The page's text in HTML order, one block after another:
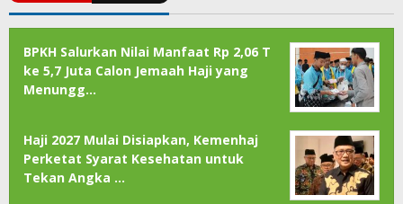
BPKH Salurkan Nilai Manfaat Rp 2,06 T
ke 5,7 Juta Calon Jemaah Haji yang
Menungg…
Haji 2027 Mulai Disiapkan, Kemenhaj
Perketat Syarat Kesehatan untuk
Tekan Angka …